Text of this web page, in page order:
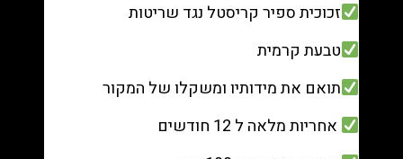
זכוכית ספיר קריסטל נגד שריטות
טבעת קרמית
תואם את מידותיו ומשקלו של המקור
אחריות מלאה ל 12 חודשים